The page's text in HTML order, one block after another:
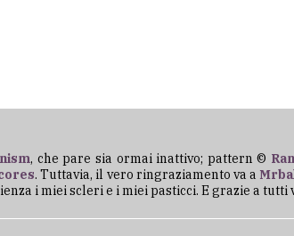
, che pare sia ormai inattivo; pattern ©
. Tuttavia, il vero ringraziamento va a
i miei scleri e i miei pasticci. E grazie a